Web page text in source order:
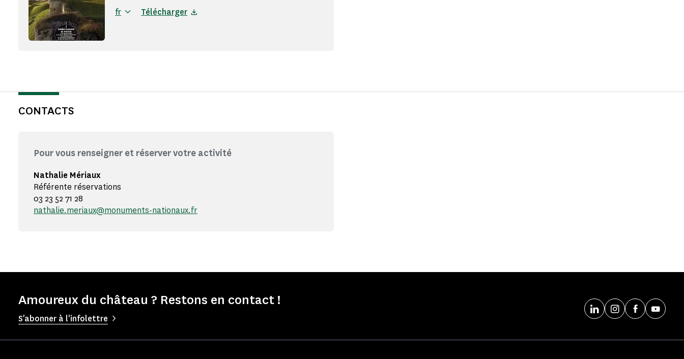
fr Télécharger
CONTACTS
Pour vous renseigner et réserver votre activité
Nathalie Mériaux
Référente réservations
03 23 52 71 28
nathalie.meriaux@monuments-nationaux.fr
Amoureux du château ? Restons en contact !
S'abonner à l'infolettre